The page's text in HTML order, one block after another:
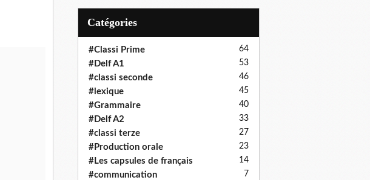
Catégories
#Classi Prime 64
#Delf A1 53
#classi seconde 46
#lexique 45
#Grammaire 40
#Delf A2 33
#classi terze 27
#Production orale 23
#Les capsules de français 14
#communication 7